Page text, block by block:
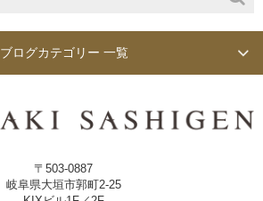
ブログカテゴリー 一覧
〒503-0887
岐阜県大垣市郭町2-25